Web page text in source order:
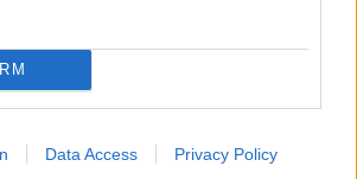
Data Access Privacy Policy
campagne di Berchidda, rischio per
elettrica